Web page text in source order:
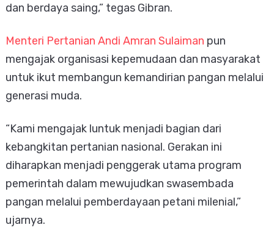
dan berdaya saing,” tegas Gibran.
Menteri Pertanian Andi Amran Sulaiman pun
mengajak organisasi kepemudaan dan masyarakat
untuk ikut membangun kemandirian pangan melalui
generasi muda.
“Kami mengajak luntuk menjadi bagian dari
kebangkitan pertanian nasional. Gerakan ini
diharapkan menjadi penggerak utama program
pemerintah dalam mewujudkan swasembada
pangan melalui pemberdayaan petani milenial,”
ujarnya.